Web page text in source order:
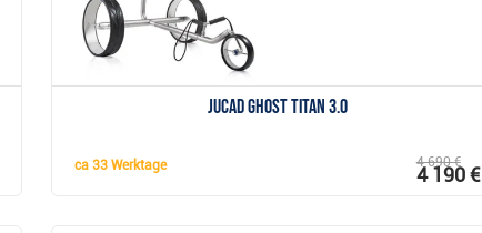
JuCad Ghost Titan 3.0
ca33 Werktage 4 690 €
4 190 €